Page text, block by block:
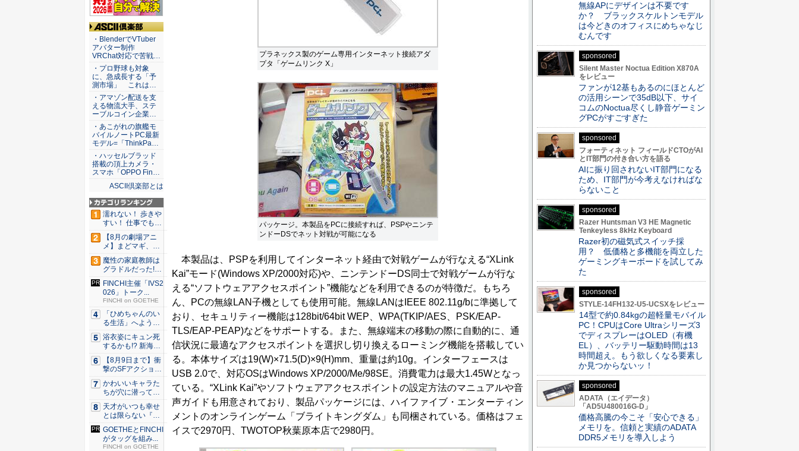
プラネックス製のゲーム専用インターネット接続アダ
プタ「ゲームリンク X」
パッケージ。本製品をPCに接続すれば、PSPやニンテ
ンドーDSでネット対戦が可能になる
本製品は、PSPを利用してインターネット経由で対戦ゲームが行なえる“XLink
Kai”モード(Windows XP/2000対応)や、ニンテンドーDS同士で対戦ゲームが行な
える“ソフトウェアアクセスポイント”機能などを利用できるのが特徴だ。もちろ
ん、PCの無線LAN子機としても使用可能。無線LANはIEEE 802.11g/bに準拠して
おり、セキュリティー機能は128bit/64bit WEP、WPA(TKIP/AES、PSK/EAP-
TLS/EAP-PEAP)などをサポートする。また、無線端末の移動の際に自動的に、通
信状況に最適なアクセスポイントを選択し切り換えるローミング機能を搭載してい
る。本体サイズは19(W)×71.5(D)×9(H)mm、重量は約10g。インターフェースは
USB 2.0で、対応OSはWindows XP/2000/Me/98SE。消費電力は最大1.45Wとなっ
ている。“XLink Kai”やソフトウェアアクセスポイントの設定方法のマニュアルや音
声ガイドも用意されており、製品パッケージには、ハイファイブ・エンターティン
メントのオンラインゲーム「ブライトキングダム」も同梱されている。価格はフェ
イスで2970円、TWOTOP秋葉原本店で2980円。
ASCII倶楽部
・BlenderでVTuber
アバター制作
VRChat対応で苦戦…
・プロ野球も対象
に、急成長する「予
測市場」 これは…
・アマゾン配送を支
える物流大手、ステ
ーブルコイン企業…
・あこがれの旗艦モ
バイルノートPC最新
モデル=「ThinkPa…
・ハッセルブラッド
搭載の頂上カメラ・
スマホ「OPPO Fin…
ASCII倶楽部とは
濡れない！ 歩きや
すい！ 仕事でも履
ける...
【8月の劇場アニ
メ】まどマギ、13
年ぶり...
魔性の家庭教師は
グラドルだった!?
村雨...
FINCHI主催「IVS2
026」トーク...
FINCHI on GOETHE
「ひめちゃんのい
る生活」へようこ
そ！ 「...
浴衣姿にキュン死
するかも!? 新海ま
きが...
【8月9日まで】衝
撃のSFアクション
『G...
かわいいキャラた
ちが穴に潜ってひ
どい目に...
天才がいつも幸せ
とは限らない『ダ
イヤモン...
GOETHEとFINCHI
がタッグを組み...
FINCHI on GOETHE
無線APにデザインは不要です
か？ ブラックスケルトンモデル
は今どきのオフィスにめちゃなじ
むんです
sponsored
Silent Master Noctua Edition X870A
をレビュー
ファンが12基もあるのにほとんど
の活用シーンで35dB以下、サイ
コムのNoctua尽くし静音ゲーミン
グPCがすごすぎた
sponsored
フォーティネット フィールドCTOがAI
とIT部門の付き合い方を語る
AIに振り回されないIT部門になる
ため、IT部門が今考えなければな
らないこと
sponsored
Razer Huntsman V3 HE Magnetic
Tenkeyless 8kHz Keyboard
Razer初の磁気式スイッチ採
用？ 低価格と多機能を両立した
ゲーミングキーボードを試してみ
た
sponsored
STYLE-14FH132-U5-UCSXをレビュー
14型で約0.84kgの超軽量モバイル
PC！CPUはCore Ultraシリーズ3
でディスプレーはOLED（有機
EL）、バッテリー駆動時間は13
時間超え。もう欲しくなる要素し
か見つからないッ！
sponsored
ADATA（エイデータ）
「AD5U480016G-D」
価格高騰の今こそ「安心できる」
メモリを。信頼と実績のADATA
DDR5メモリを導入しよう